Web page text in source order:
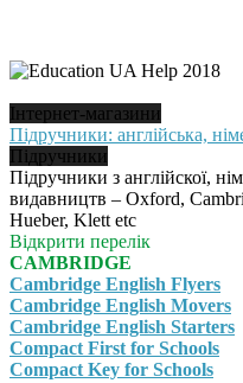
Інтернет-магазини
Підручники: англійська,
Підручники
Підручники з англійскої,
видавництв – Oxford,
Hueber, Klett etc
Відкрити перелік
CAMBRIDGE
Cambridge English Flyers
Cambridge English Movers
Cambridge English Starters
Compact First for Schools
Compact Key for Schools